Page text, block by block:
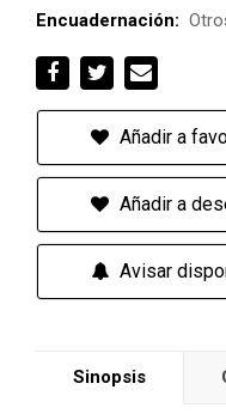
Encuadernación:
Añadir a
Añadir a
Avisar
Sinopsis